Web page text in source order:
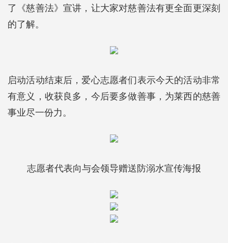
了《慈善法》宣讲，让大家对慈善法有更全面更深刻
的了解。
启动活动结束后，爱心志愿者们表示今天的活动非常
有意义，收获良多，今后要多做善事，为莱西的慈善
事业尽一份力。
志愿者代表向与会领导赠送防溺水宣传海报